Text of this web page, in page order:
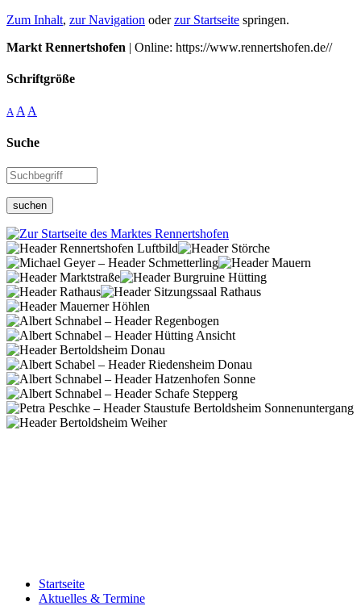
Zum Inhalt, zur Navigation oderzur Startseite springen.
Markt Rennertshofen | Online: https://www.rennertshofen.de//
Schriftgröße
A A A
Suche
suchen
Startseite
Aktuelles & Termine